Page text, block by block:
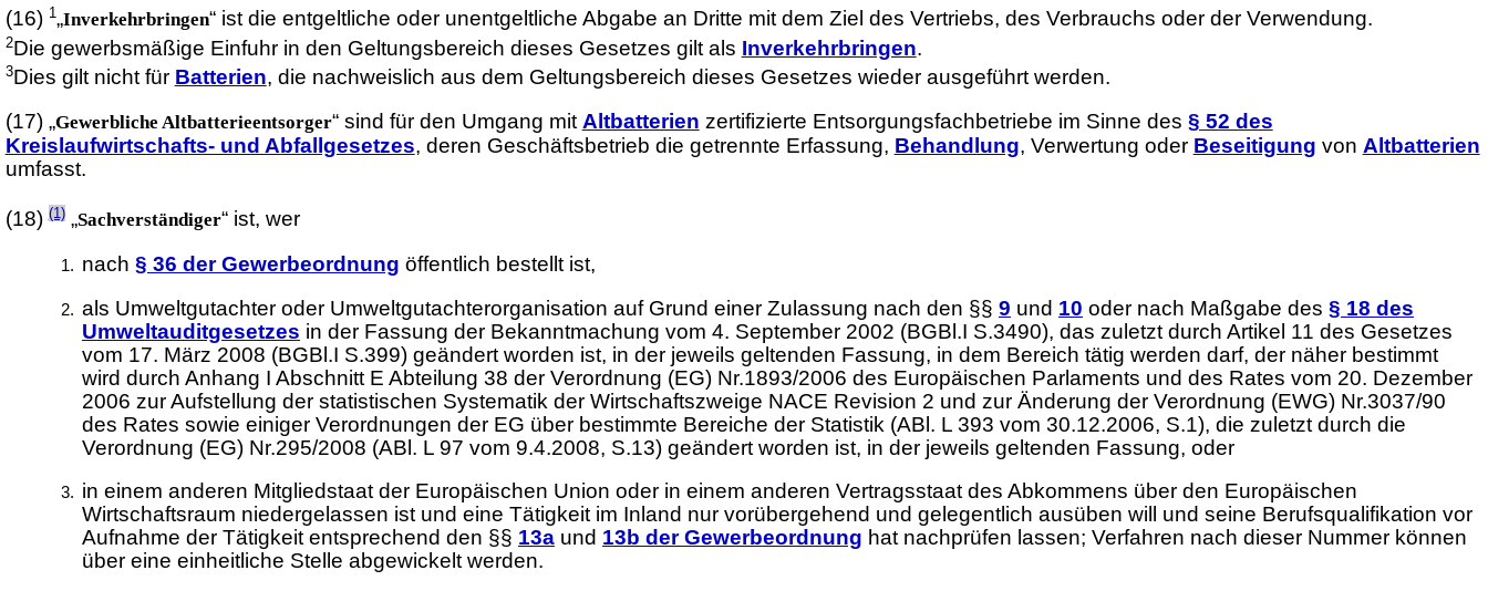
(16) 1„Inverkehrbringen“ ist die entgeltliche oder unentgeltliche Abgabe an Dritte mit dem Ziel des Vertriebs, des Verbrauchs oder der Verwendung.
2Die gewerbsmäßige Einfuhr in den Geltungsbereich dieses Gesetzes gilt als Inverkehrbringen.
3Dies gilt nicht für Batterien, die nachweislich aus dem Geltungsbereich dieses Gesetzes wieder ausgeführt werden.
(17) „Gewerbliche Altbatterieentsorger“ sind für den Umgang mitAltbatterien zertifizierte Entsorgungsfachbetriebe im Sinne des § 52 des
Kreislaufwirtschafts- und Abfallgesetzes, deren Geschäftsbetrieb die getrennte Erfassung, Behandlung, Verwertung oder Beseitigung von Altbatterien
umfasst.
(18)(1) „Sachverständiger“ ist, wer
nach § 36 der Gewerbeordnung öffentlich bestellt ist,
als Umweltgutachter oder Umweltgutachterorganisation auf Grund einer Zulassung nach den §§ 9 und 10 oder nach Maßgabe des § 18 des
Umweltauditgesetzes in der Fassung der Bekanntmachung vom 4. September 2002 (BGBl.I S.3490), das zuletzt durch Artikel 11 des Gesetzes
vom 17. März 2008 (BGBl.I S.399) geändert worden ist, in der jeweils geltenden Fassung, in dem Bereich tätig werden darf, der näher bestimmt
wird durch Anhang I Abschnitt E Abteilung 38 der Verordnung (EG) Nr.1893/2006 des Europäischen Parlaments und des Rates vom 20. Dezember
2006 zur Aufstellung der statistischen Systematik der Wirtschaftszweige NACE Revision 2 und zur Änderung der Verordnung (EWG) Nr.3037/90
des Rates sowie einiger Verordnungen der EG über bestimmte Bereiche der Statistik (ABl. L 393 vom 30.12.2006, S.1), die zuletzt durch die
Verordnung (EG) Nr.295/2008 (ABl. L 97 vom 9.4.2008, S.13) geändert worden ist, in der jeweils geltenden Fassung, oder
in einem anderen Mitgliedstaat der Europäischen Union oder in einem anderen Vertragsstaat des Abkommens über den Europäischen
Wirtschaftsraum niedergelassen ist und eine Tätigkeit im Inland nur vorübergehend und gelegentlich ausüben will und seine Berufsqualifikation vor
Aufnahme der Tätigkeit entsprechend den §§ 13aund 13b der Gewerbeordnung hat nachprüfen lassen; Verfahren nach dieser Nummer können
über eine einheitliche Stelle abgewickelt werden.